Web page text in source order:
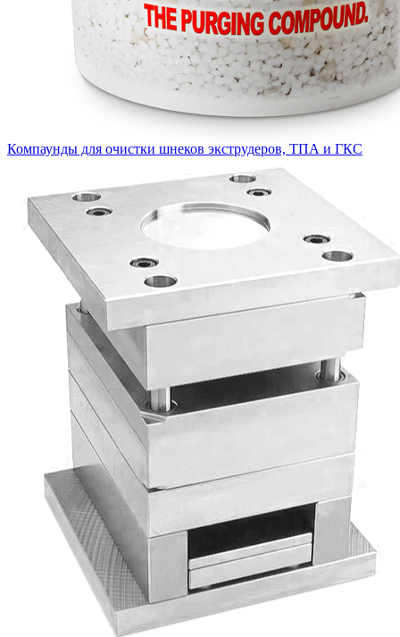
Компаунды для очистки шнеков экструдеров, ТПА и ГКС